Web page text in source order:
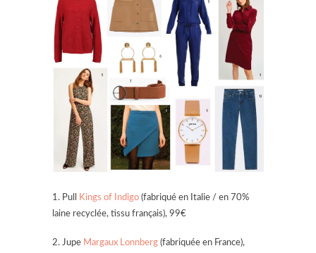
1. Pull Kings of Indigo (fabriqué en Italie / en 70%
laine recyclée, tissu français), 99€
2. Jupe Margaux Lonnberg (fabriquée en France),